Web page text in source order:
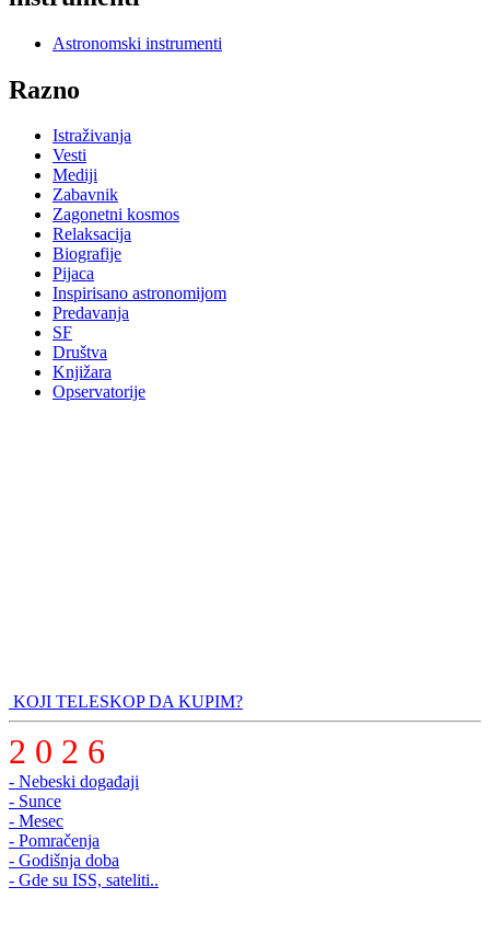
Astronomski instrumenti
Razno
Istraživanja
Vesti
Mediji
Zabavnik
Zagonetni kosmos
Relaksacija
Biografije
Pijaca
Inspirisano astronomijom
Predavanja
SF
Društva
Knjižara
Opservatorije
KOJI TELESKOP DA KUPIM?
2 0 2 6
- Nebeski događaji
- Sunce
- Mesec
- Pomračenja
- Godišnja doba
- Gde su ISS, sateliti..